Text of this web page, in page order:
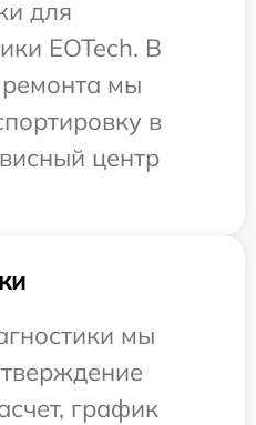
для
EOTech. В
мы
в
центр
мы
график